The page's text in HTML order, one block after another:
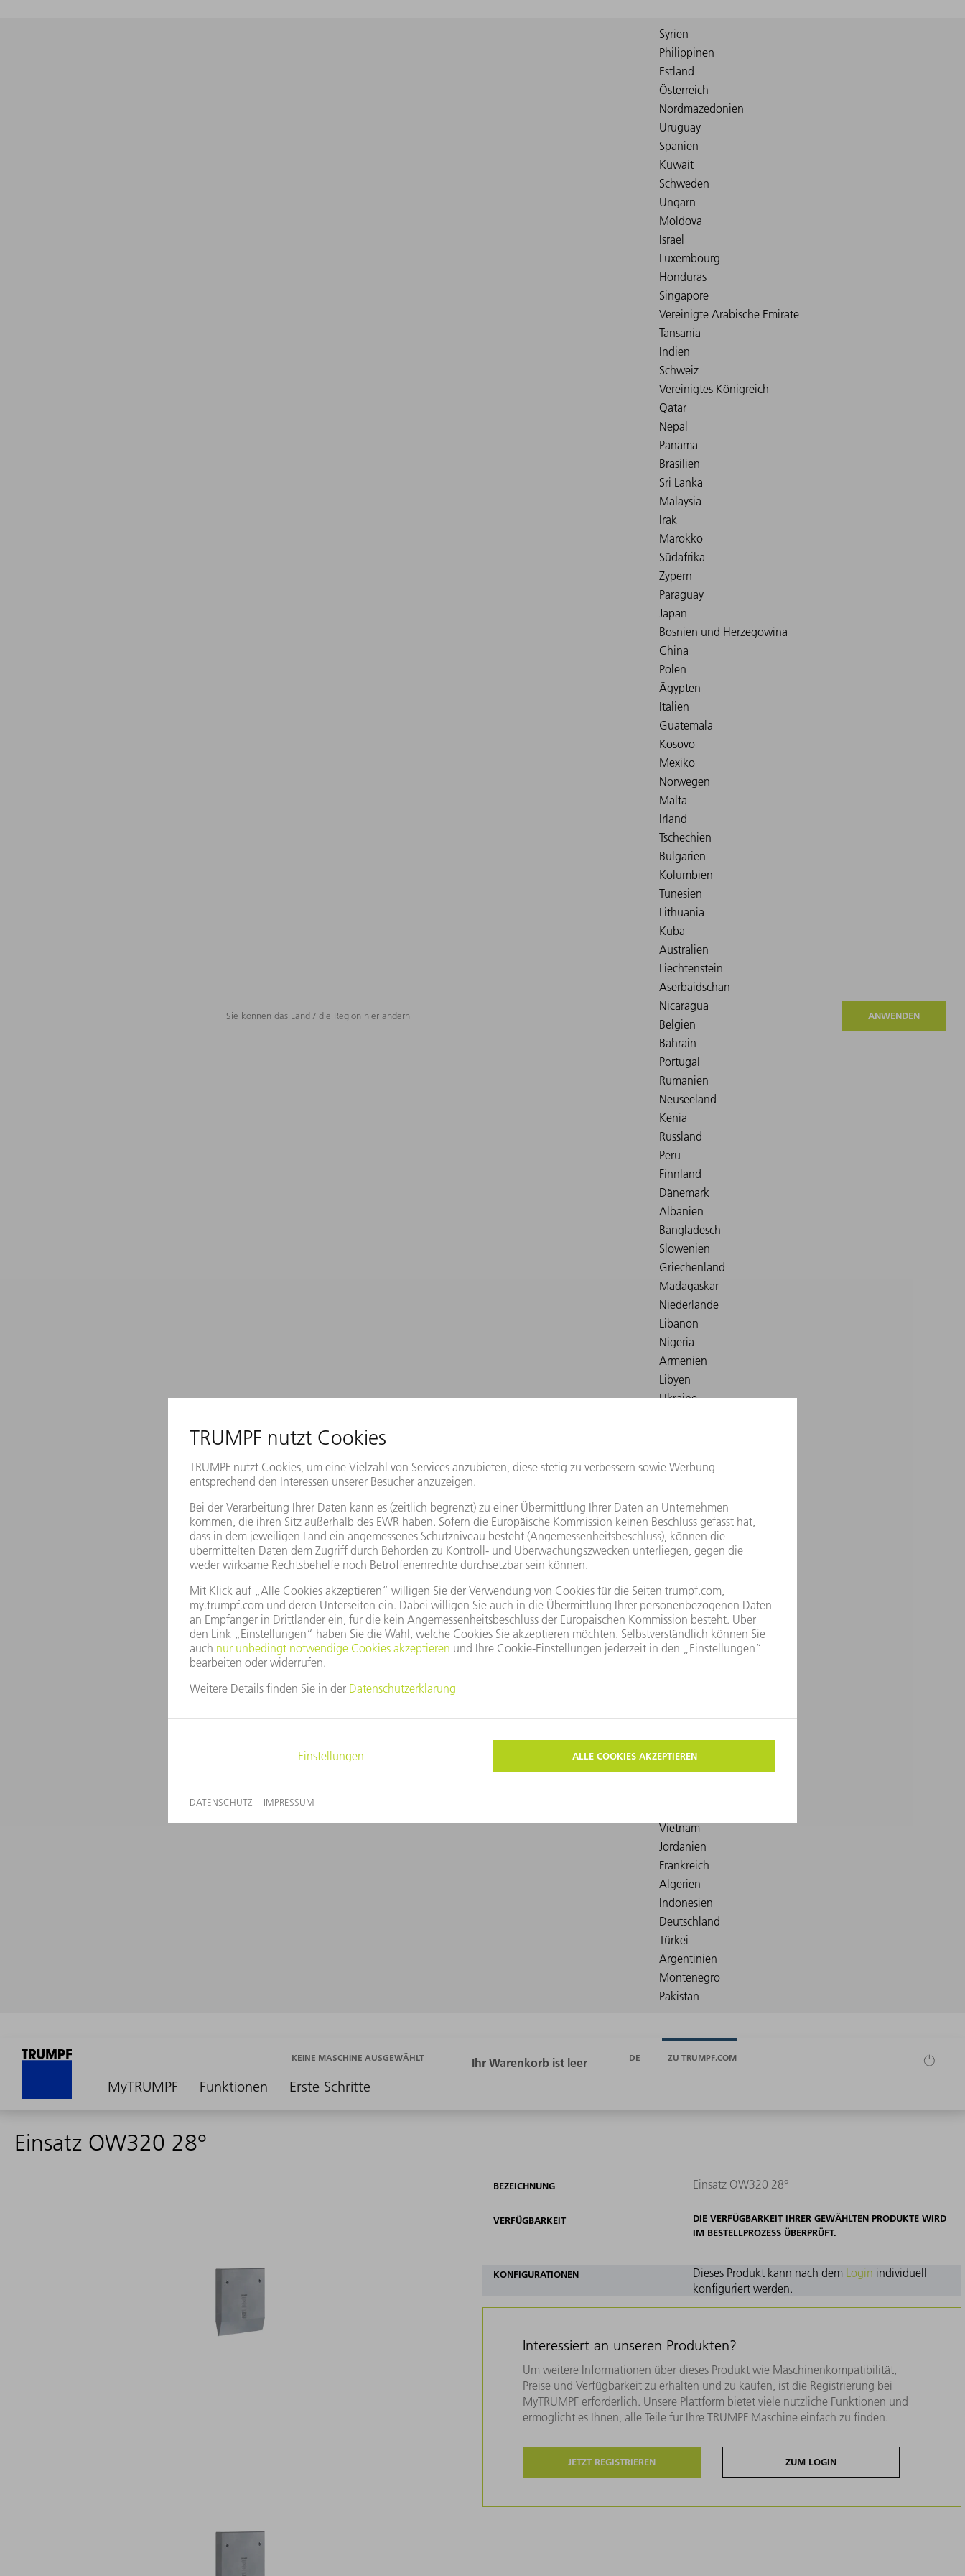
Sie können das Land / die Region hier ändern ANWENDEN
MyTRUMPF Funktionen Erste Schritte
KEINE MASCHINE AUSGEWÄHLT DE ZU TRUMPF.COM
Einsatz OW320 28°
BEZEICHNUNG Einsatz OW320 28°
VERFÜGBARKEIT
DIE VERFÜGBARKEIT IHRER GEWÄHLTEN PRODUKTE WIRD
IM BESTELLPROZESS ÜBERPRÜFT.
KONFIGURATIONEN Dieses Produkt kann nach dem Login individuell
konfiguriert werden.
Interessiert an unseren Produkten?
Um weitere Informationen über dieses Produkt wie Maschinenkompatibilität,
Preise und Verfügbarkeit zu erhalten und zu kaufen, ist die Registrierung bei
MyTRUMPF erforderlich. Unsere Plattform bietet viele nützliche Funktionen und
ermöglicht es Ihnen, alle Teile für Ihre TRUMPF Maschine einfach zu finden.
JETZT REGISTRIEREN ZUM LOGIN